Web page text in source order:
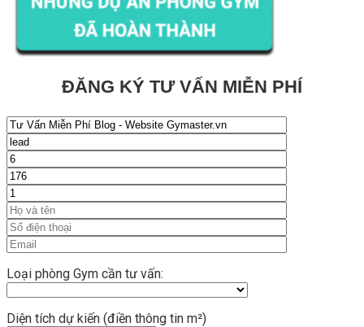
ĐĂNG KÝ TƯ VẤN MIỄN PHÍ
Loại phòng Gym cần tư vấn:
Diện tích dự kiến (điền thông tin m²)